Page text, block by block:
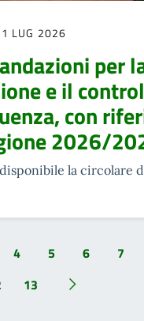
LUG 2026
per
e il
con
2026/
la circolare
4 5 6 7
13